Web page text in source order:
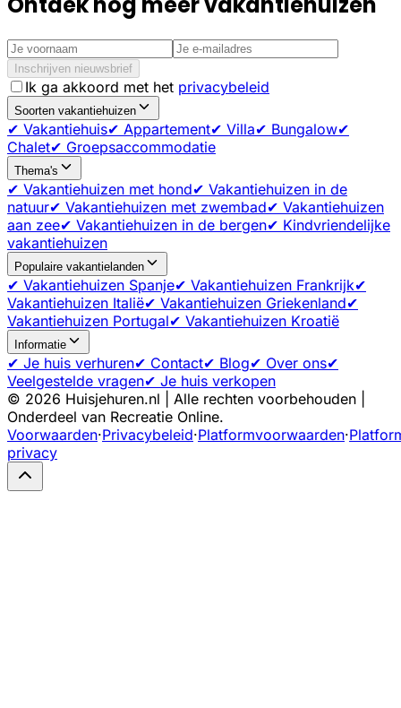
Inschrijven nieuwsbrief
Ik ga akkoord met het privacybeleid
Soorten vakantiehuizen
✔ Vakantiehuis✔ Appartement✔ Villa✔ Bungalow✔
Chalet✔ Groepsaccommodatie
Thema's
✔ Vakantiehuizen met hond✔ Vakantiehuizen in de
natuur✔ Vakantiehuizen met zwembad✔ Vakantiehuizen
aan zee✔ Vakantiehuizen in de bergen✔ Kindvriendelijke
vakantiehuizen
Populaire vakantielanden
✔ Vakantiehuizen Spanje✔ Vakantiehuizen Frankrijk✔
Vakantiehuizen Italië✔ Vakantiehuizen Griekenland✔
Vakantiehuizen Portugal✔ Vakantiehuizen Kroatië
Informatie
✔ Je huis verhuren✔ Contact✔ Blog✔ Over ons✔
Veelgestelde vragen✔ Je huis verkopen
© 2026 Huisjehuren.nl | Alle rechten voorbehouden |
Onderdeel van Recreatie Online.
Voorwaarden·Privacybeleid·Platformvoorwaarden·
privacy